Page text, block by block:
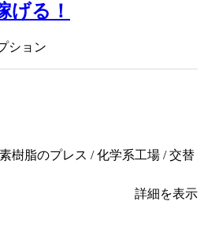
げる！
ション
樹脂のプレス / 化学系工場 / 交替
詳細を表示